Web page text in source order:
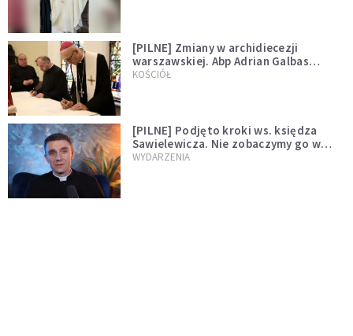
[PILNE] Zmiany w archidiecezji
warszawskiej. Abp Adrian Galbas
wręczył dekrety nowym proboszczom
KOŚCIÓŁ
[PILNE] Podjęto kroki ws. księdza
Sawielewicza. Nie zobaczymy go w
mediach
WYDARZENIA